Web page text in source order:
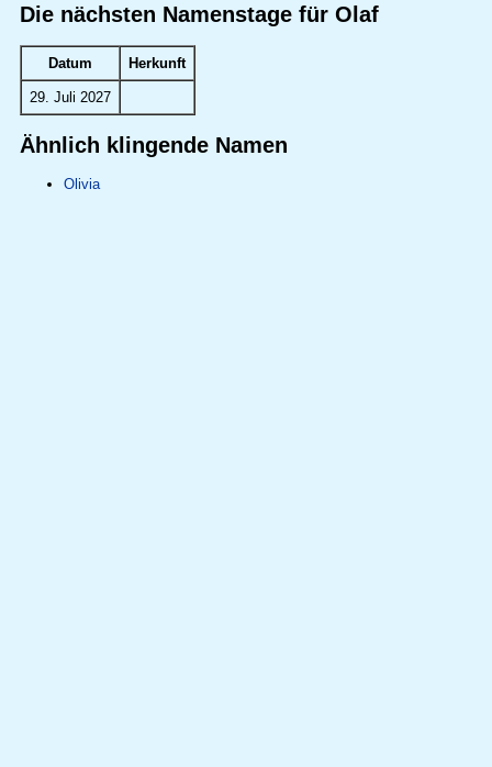
Die nächsten Namenstage für Olaf
Datum Herkunft
29. Juli 2027
Ähnlich klingende Namen
Olivia